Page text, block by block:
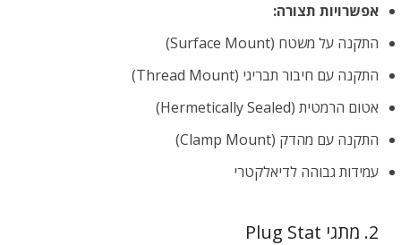
אפשרויות תצורה:
התקנה על משטח (Surface Mount)
התקנה עם חיבור תבריגי (Thread Mount)
אטום הרמטית (Hermetically Sealed)
התקנה עם מהדק (Clamp Mount)
עמידות גבוהה לדיאלקטרי
2. מתגי Plug Stat